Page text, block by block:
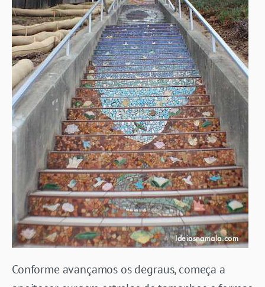
Conforme avançamos os degraus, começa a